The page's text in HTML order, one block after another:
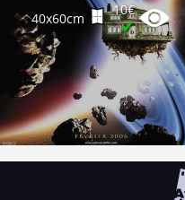
40x60cm
10€
✔